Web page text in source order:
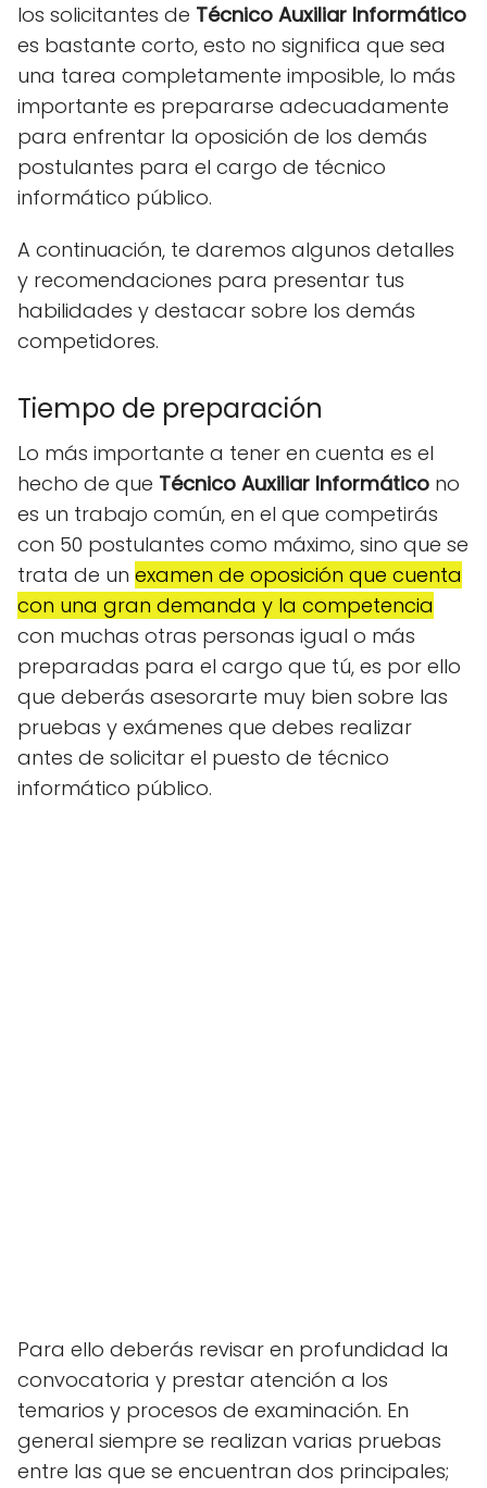
los solicitantes de Técnico Auxiliar Informático
es bastante corto, esto no significa que sea
una tarea completamente imposible, lo más
importante es prepararse adecuadamente
para enfrentar la oposición de los demás
postulantes para el cargo de técnico
informático público.
A continuación, te daremos algunos detalles
y recomendaciones para presentar tus
habilidades y destacar sobre los demás
competidores.
Tiempo de preparación
Lo más importante a tener en cuenta es el
hecho de que Técnico Auxiliar Informático no
es un trabajo común, en el que competirás
con 50 postulantes como máximo, sino que se
trata de un examen de oposición que cuenta
con una gran demanda y la competencia
con muchas otras personas igual o más
preparadas para el cargo que tú, es por ello
que deberás asesorarte muy bien sobre las
pruebas y exámenes que debes realizar
antes de solicitar el puesto de técnico
informático público.
Para ello deberás revisar en profundidad la
convocatoria y prestar atención a los
temarios y procesos de examinación. En
general siempre se realizan varias pruebas
entre las que se encuentran dos principales;